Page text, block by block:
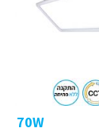
70W